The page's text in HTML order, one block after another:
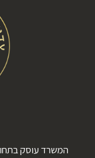
המשרד עוסק